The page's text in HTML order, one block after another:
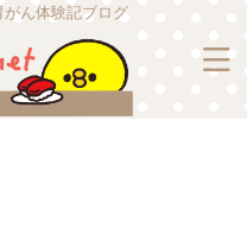
ん体験記ブログ